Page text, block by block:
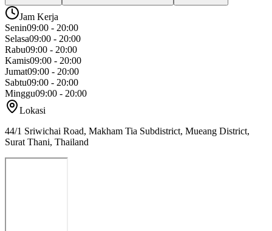
Jam Kerja
Senin09:00 - 20:00
Selasa09:00 - 20:00
Rabu09:00 - 20:00
Kamis09:00 - 20:00
Jumat09:00 - 20:00
Sabtu09:00 - 20:00
Minggu09:00 - 20:00
Lokasi
44/1 Sriwichai Road, Makham Tia Subdistrict, Mueang District,
Surat Thani, Thailand